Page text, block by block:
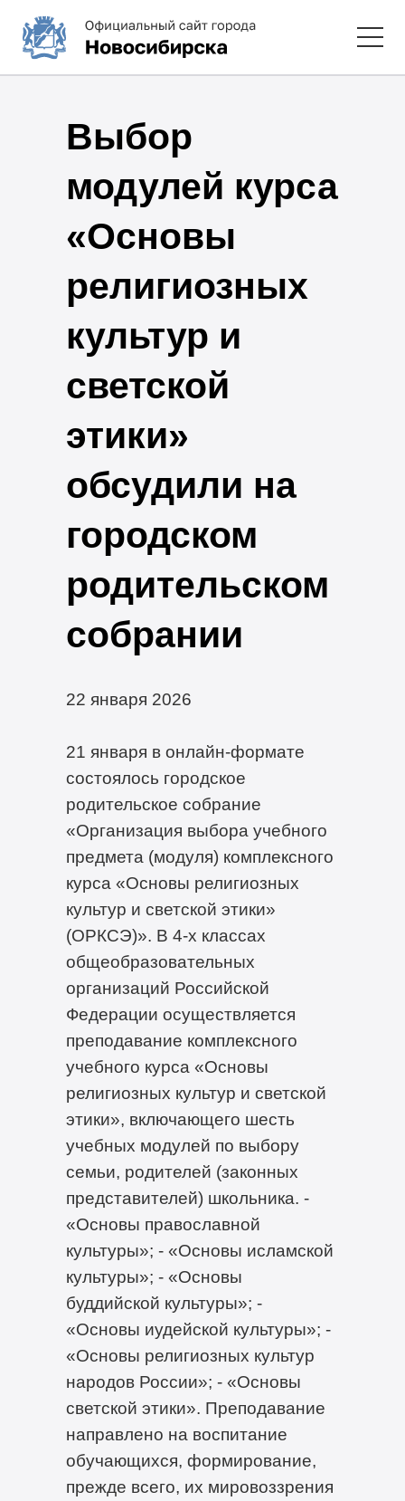
Выбор
модулей курса
«Основы
религиозных
культур и
светской
этики»
обсудили на
городском
родительском
собрании
22 января 2026
21 января в онлайн-формате
состоялось городское
родительское собрание
«Организация выбора учебного
предмета (модуля) комплексного
курса «Основы религиозных
культур и светской этики»
(ОРКСЭ)». В 4-х классах
общеобразовательных
организаций Российской
Федерации осуществляется
преподавание комплексного
учебного курса «Основы
религиозных культур и светской
этики», включающего шесть
учебных модулей по выбору
семьи, родителей (законных
представителей) школьника. -
«Основы православной
культуры»; - «Основы исламской
культуры»; - «Основы
буддийской культуры»; -
«Основы иудейской культуры»; -
«Основы религиозных культур
народов России»; - «Основы
светской этики». Преподавание
направлено на воспитание
обучающихся, формирование,
прежде всего, их мировоззрения